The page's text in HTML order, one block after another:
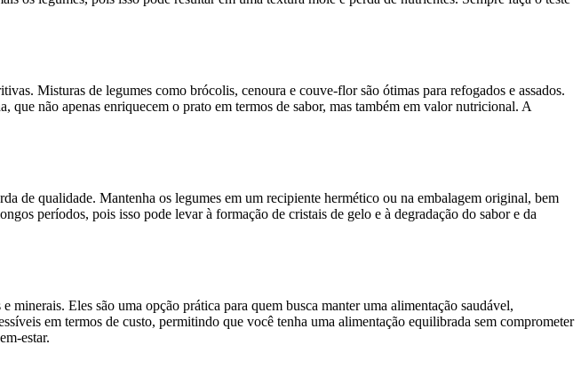
Misturas de legumes como brócolis, cenoura e couve-flor são ótimas para refogados e assados.
não apenas enriquecem o prato em termos de sabor, mas também em valor nutricional. A
de qualidade. Mantenha os legumes em um recipiente hermético ou na embalagem original, bem
períodos, pois isso pode levar à formação de cristais de gelo e à degradação do sabor e da
Eles são uma opção prática para quem busca manter uma alimentação saudável,
em termos de custo, permitindo que você tenha uma alimentação equilibrada sem comprometer
estar.